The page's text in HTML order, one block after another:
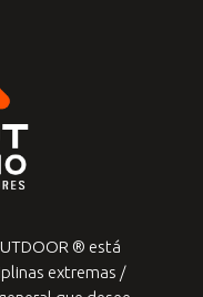
® está
extremas /